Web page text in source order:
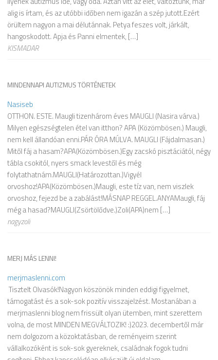
alig is írtam, és az utóbbi időben nem igazán a szép jutott.Ezért
örültem nagyon a mai délutánnak. Petya feszes volt, járkált,
hangoskodott. Apja és Panni elmentek, […]
KISMADAR
MINDENNAPI AUTIZMUS TÖRTÉNETEK
Nasiseb
OTTHON. ESTE. Maugli tizenhárom éves MAUGLI (Nasira várva.)
Milyen egészségtelen étel van itthon? APA (Közömbösen.) Maugli,
nem kell állandóan enni.PÁR ÓRA MÚLVA. MAUGLI (Fájdalmasan.)
Mitől fáj a hasam?APA(Közömbösen.)Egy zacskó pisztáciától, négy
tábla csokitól, nyers smack levestől és még
folytathatnám.MAUGLI(Határozottan.)Vigyél
orvoshoz!APA(Közömbösen.)Maugli, este tíz van, nem viszlek
orvoshoz, fejezd be a zabálást!MÁSNAP REGGEL.ANYAMaugli, fáj
még a hasad?MAUGLI(Zsörtölődve.)Zoli(APA)nem […]
nagyzoli
MERJ MÁS LENNI!
merjmaslenni.com
Tisztelt Olvasók!Nagyon köszönök minden eddigi figyelmet,
támogatást és a sok-sok pozitív visszajelzést. Mostanában a
merjmaslenni blog nem frissült olyan ütemben, mint szerettem
volna, de most MINDEN MEGVÁLTOZIK! :)2023. decembertől már
nem dolgozom a közoktatásban, de reményeim szerint
vállalkozóként is sok-sok gyereknek, családnak fogok tudni